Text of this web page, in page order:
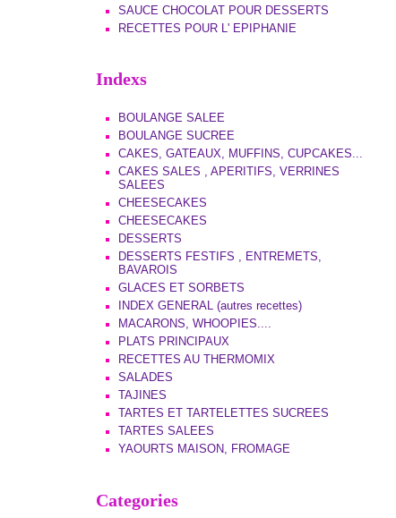
SAUCE CHOCOLAT POUR DESSERTS
RECETTES POUR L' EPIPHANIE
Indexs
BOULANGE SALEE
BOULANGE SUCREE
CAKES, GATEAUX, MUFFINS, CUPCAKES...
CAKES SALES , APERITIFS, VERRINES
SALEES
CHEESECAKES
CHEESECAKES
DESSERTS
DESSERTS FESTIFS , ENTREMETS,
BAVAROIS
GLACES ET SORBETS
INDEX GENERAL (autres recettes)
MACARONS, WHOOPIES....
PLATS PRINCIPAUX
RECETTES AU THERMOMIX
SALADES
TAJINES
TARTES ET TARTELETTES SUCREES
TARTES SALEES
YAOURTS MAISON, FROMAGE
Categories